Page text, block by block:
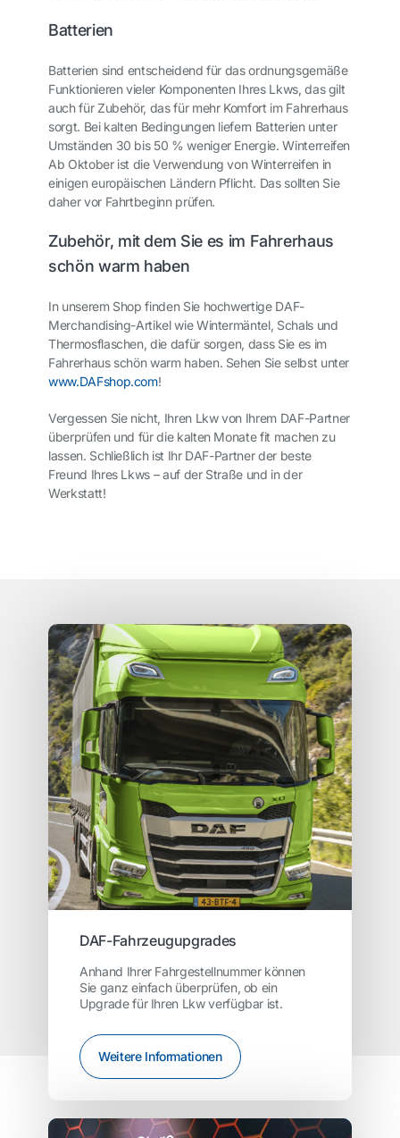
Batterien
Batterien sind entscheidend für das ordnungsgemäße
Funktionieren vieler Komponenten Ihres Lkws, das gilt
auch für Zubehör, das für mehr Komfort im Fahrerhaus
sorgt. Bei kalten Bedingungen liefern Batterien unter
Umständen 30 bis 50 % weniger Energie. Winterreifen
Ab Oktober ist die Verwendung von Winterreifen in
einigen europäischen Ländern Pflicht. Das sollten Sie
daher vor Fahrtbeginn prüfen.
Zubehör, mit dem Sie es im Fahrerhaus
schön warm haben
In unserem Shop finden Sie hochwertige DAF-
Merchandising-Artikel wie Wintermäntel, Schals und
Thermosflaschen, die dafür sorgen, dass Sie es im
Fahrerhaus schön warm haben. Sehen Sie selbst unter
www.DAFshop.com!
Vergessen Sie nicht, Ihren Lkw von Ihrem DAF-Partner
überprüfen und für die kalten Monate fit machen zu
lassen. Schließlich ist Ihr DAF-Partner der beste
Freund Ihres Lkws – auf der Straße und in der
Werkstatt!
DAF-Fahrzeugupgrades
Anhand Ihrer Fahrgestellnummer können
Sie ganz einfach überprüfen, ob ein
Upgrade für Ihren Lkw verfügbar ist.
Weitere Informationen